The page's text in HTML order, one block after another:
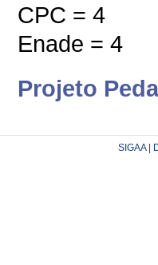
CPC = 4
Enade = 4
Projeto
SIGAA |